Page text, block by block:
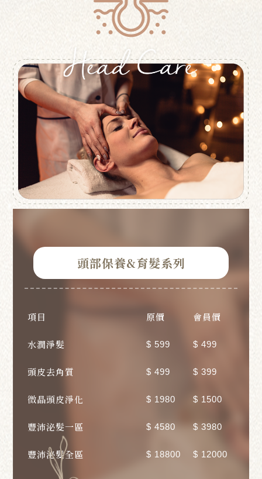
頭部保養&育髮系列
項目 原價 會員價
水潤淨髮 $ 599 $ 499
頭皮去角質 $ 499 $ 399
微晶頭皮淨化 $ 1980 $ 1500
豐沛泌髮一區 $ 4580 $ 3980
豐沛泌髮全區 $ 18800 $ 12000